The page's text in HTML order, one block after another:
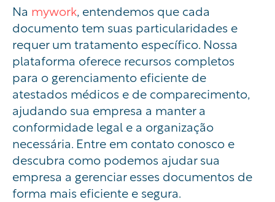
Na mywork, entendemos que cada
documento tem suas particularidades e
requer um tratamento específico. Nossa
plataforma oferece recursos completos
para o gerenciamento eficiente de
atestados médicos e de comparecimento,
ajudando sua empresa a manter a
conformidade legal e a organização
necessária. Entre em contato conosco e
descubra como podemos ajudar sua
empresa a gerenciar esses documentos de
forma mais eficiente e segura.